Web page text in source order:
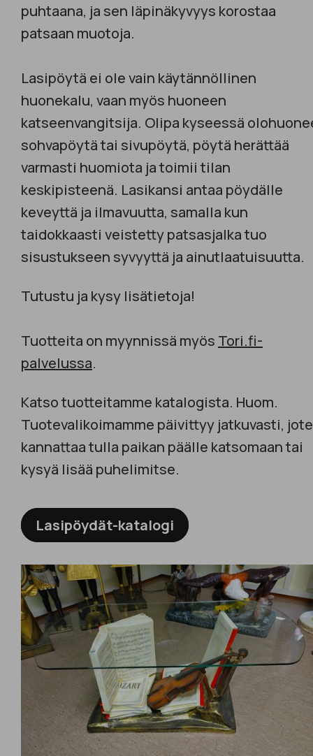
puhtaana, ja sen läpinäkyvyys korostaa
patsaan muotoja.
Lasipöytä ei ole vain käytännöllinen
huonekalu, vaan myös huoneen
katseenvangitsija. Olipa kyseessä
sohvapöytä tai sivupöytä, pöytä herättää
varmasti huomiota ja toimii tilan
keskipisteenä. Lasikansi antaa pöydälle
keveyttä ja ilmavuutta, samalla kun
taidokkaasti veistetty patsasjalka tuo
sisustukseen syvyyttä ja ainutlaatuisuutta.
Tutustu ja kysy lisätietoja!
Tuotteita on myynnissä myös Tori.fi-
palvelussa.​
Katso tuotteitamme katalogista. Huom.
Tuotevalikoimamme päivittyy jatkuvasti,
kannattaa tulla paikan päälle katsomaan tai
kysyä lisää puhelimitse.
Lasipöydät-katalogi